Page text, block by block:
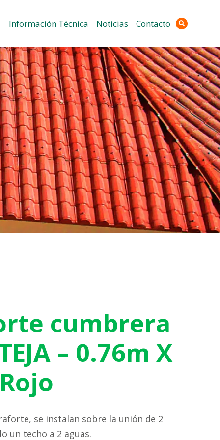
Información Técnica Noticias Contacto
cumbrera
– 0.76m X
se instalan sobre la unión de 2
un techo a 2 aguas.